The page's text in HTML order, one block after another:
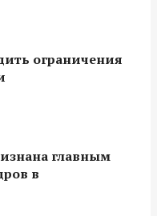
ограничения
главным
в